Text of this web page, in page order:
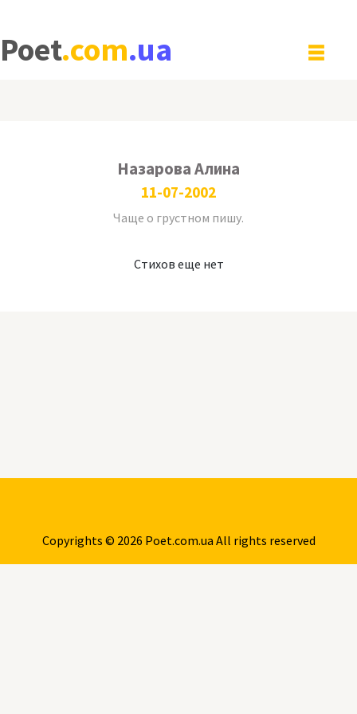
Poet.com.ua
Назарова Алина
11-07-2002
Чаще о грустном пишу.
Стихов еще нет
Copyrights © 2026 Poet.com.ua All rights reserved